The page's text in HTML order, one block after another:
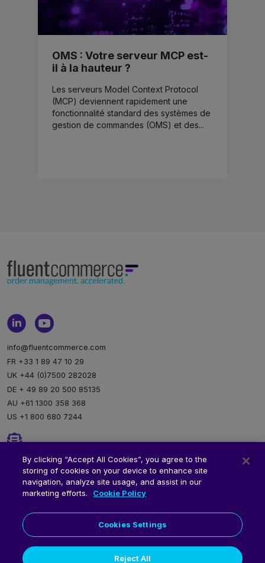
OMS : Votre serveur MCP est-
il à la hauteur ?
Les serveurs Model Context Protocol
(MCP) deviennent rapidement une
fonctionnalité standard des systèmes de
gestion de commandes (OMS) et des...
info@fluentcommerce.com
FR +33 1 89 47 10 29
UK +44 (0)7500 282028
DE + 49 89 20 500 85135
AU +61 1300 358 368
US +1 800 680 7244
Newsletter
Inscription à notre newsletter
By clicking “Accept All Cookies”, you agree to the
storing of cookies on your device to enhance site
navigation, analyze site usage, and assist in our
marketing efforts.
Cookie Policy
Cookies Settings
Reject All